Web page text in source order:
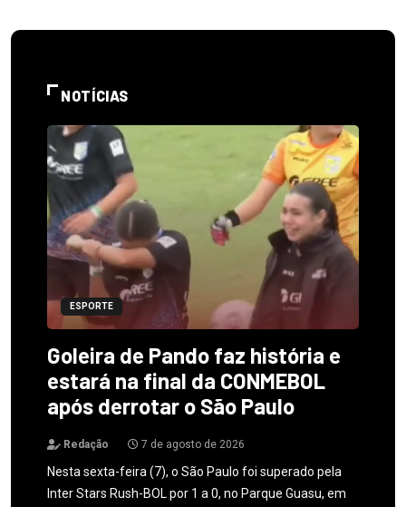
NOTÍCIAS
ESPORTE
Goleira de Pando faz história e
estará na final da CONMEBOL
após derrotar o São Paulo
Redação 7 de agosto de 2026
Nesta sexta-feira (7), o São Paulo foi superado pela
Inter Stars Rush-BOL por 1 a 0, no Parque Guasu, em